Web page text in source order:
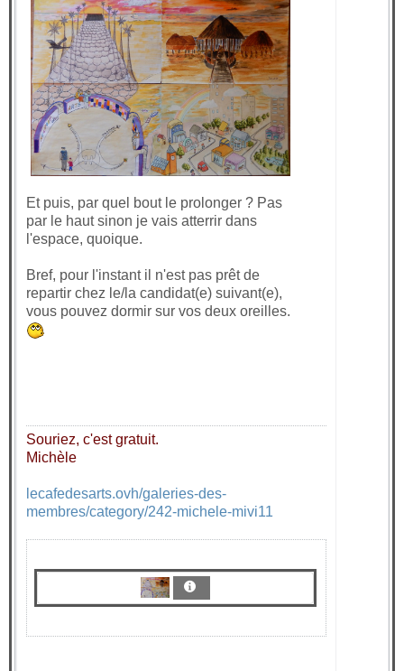
Et puis, par quel bout le prolonger ? Pas
par le haut sinon je vais atterrir dans
l'espace, quoique.
Bref, pour l'instant il n'est pas prêt de
repartir chez le/la candidat(e) suivant(e),
vous pouvez dormir sur vos deux oreilles.
Souriez, c'est gratuit.
Michèle
lecafedesarts.ovh/galeries-des-
membres/category/242-michele-mivi11